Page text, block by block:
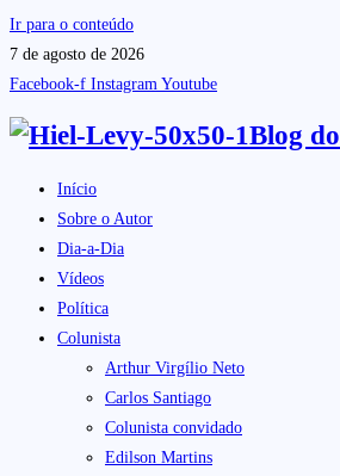
Ir para o conteúdo
7 de agosto de 2026
Facebook-f Instagram Youtube
Blog do
Início
Sobre o Autor
Dia-a-Dia
Vídeos
Política
Colunista
Arthur Virgílio Neto
Carlos Santiago
Colunista convidado
Edilson Martins